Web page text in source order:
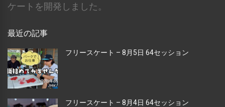
ケートを開発しました。
最近の記事
フリースケート – 8月5日 64セッション
フリースケート – 8月4日 64セッション